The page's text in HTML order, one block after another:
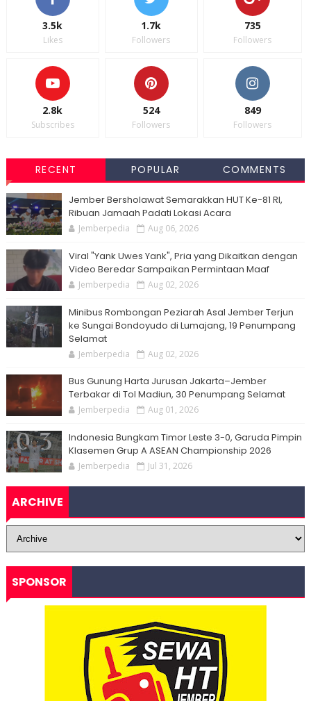
3.5k
Likes
1.7k
Followers
735
Followers
2.8k
Subscribes
524
Followers
849
Followers
RECENT POPULAR COMMENTS
Jember Bersholawat Semarakkan HUT Ke-81 RI,
Ribuan Jamaah Padati Lokasi Acara
Jemberpedia Aug 06, 2026
Viral "Yank Uwes Yank", Pria yang Dikaitkan dengan
Video Beredar Sampaikan Permintaan Maaf
Jemberpedia Aug 02, 2026
Minibus Rombongan Peziarah Asal Jember Terjun
ke Sungai Bondoyudo di Lumajang, 19 Penumpang
Selamat
Jemberpedia Aug 02, 2026
Bus Gunung Harta Jurusan Jakarta–Jember
Terbakar di Tol Madiun, 30 Penumpang Selamat
Jemberpedia Aug 01, 2026
Indonesia Bungkam Timor Leste 3-0, Garuda Pimpin
Klasemen Grup A ASEAN Championship 2026
Jemberpedia Jul 31, 2026
ARCHIVE
SPONSOR